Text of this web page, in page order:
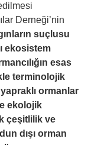
Derneği’nin
suçlusu
ekosistem
esas
terminolojik
yapraklı ormanlar
ekolojik
çeşitlilik ve
dışı orman